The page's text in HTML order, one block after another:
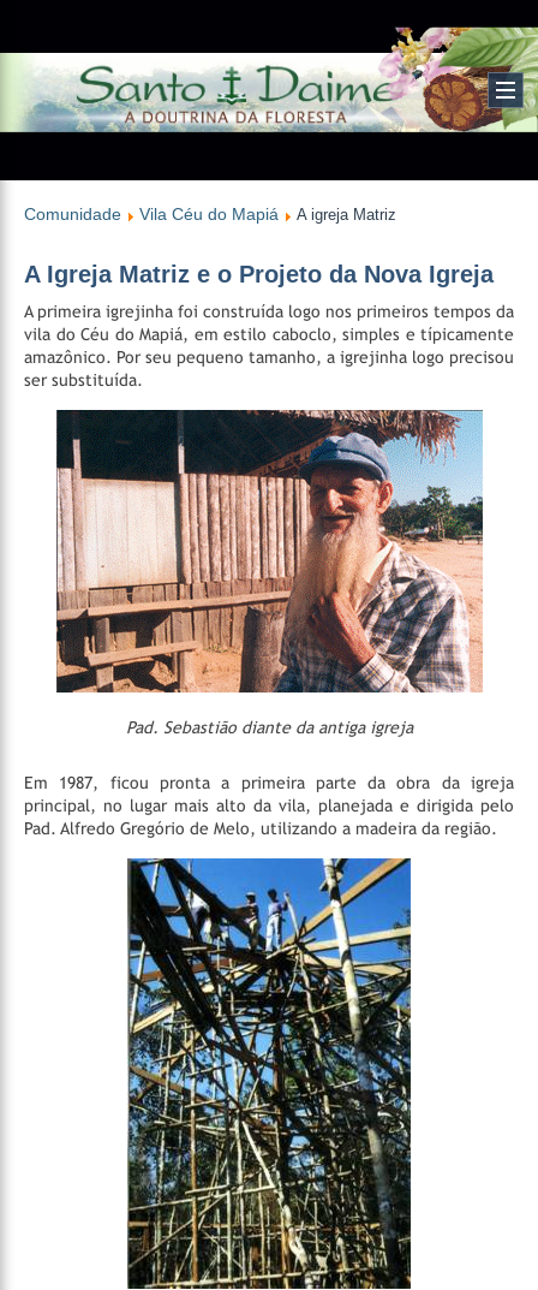
Comunidade Vila Céu do Mapiá A igreja Matriz
A Igreja Matriz e o Projeto da Nova Igreja
A primeira igrejinha foi construída logo nos primeiros tempos da
vila do Céu do Mapiá, em estilo caboclo, simples e típicamente
amazônico. Por seu pequeno tamanho, a igrejinha logo precisou
ser substituída.
Pad. Sebastião diante da antiga igreja
Em 1987, ficou pronta a primeira parte da obra da igreja
principal, no lugar mais alto da vila, planejada e dirigida pelo
Pad. Alfredo Gregório de Melo, utilizando a madeira da região.